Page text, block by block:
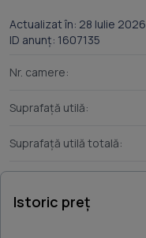
Actualizat în: 28 Iulie 2026
ID anunț: 1607135
Nr. camere:
Suprafață utilă:
Suprafață utilă totală:
Istoric preț